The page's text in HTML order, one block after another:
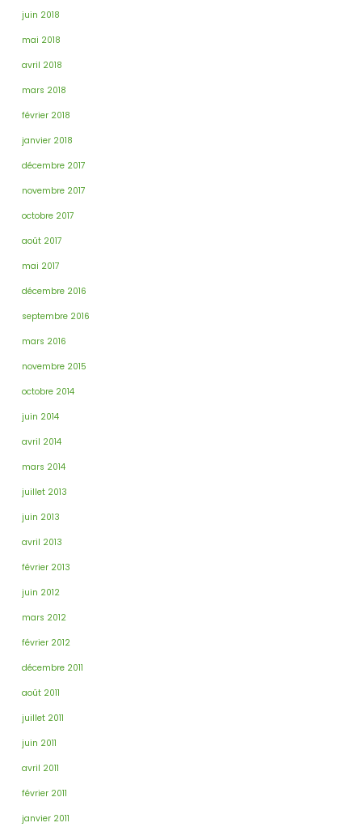
juin 2018
mai 2018
avril 2018
mars 2018
février 2018
janvier 2018
décembre 2017
novembre 2017
octobre 2017
août 2017
mai 2017
décembre 2016
septembre 2016
mars 2016
novembre 2015
octobre 2014
juin 2014
avril 2014
mars 2014
juillet 2013
juin 2013
avril 2013
février 2013
juin 2012
mars 2012
février 2012
décembre 2011
août 2011
juillet 2011
juin 2011
avril 2011
février 2011
janvier 2011